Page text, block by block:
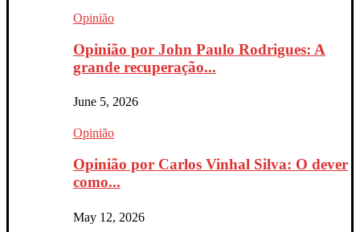
Opinião
Opinião por John Paulo Rodrigues: A
grande recuperação...
June 5, 2026
Opinião
Opinião por Carlos Vinhal Silva: O dever
como...
May 12, 2026